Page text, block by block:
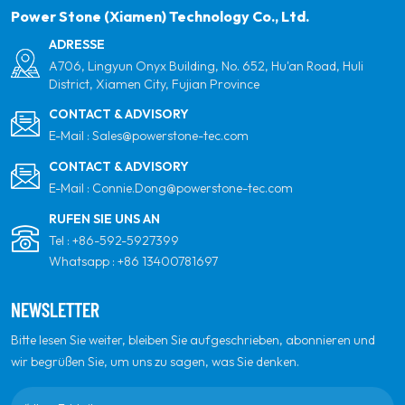
globalen Partner für Qualität, Professionalität und
Power Stone (Xiamen) Technology Co., Ltd.
ADRESSE
A706, Lingyun Onyx Building, No. 652, Hu'an Road, Huli
District, Xiamen City, Fujian Province
CONTACT & ADVISORY
E-Mail : Sales@powerstone-tec.com
CONTACT & ADVISORY
E-Mail : Connie.Dong@powerstone-tec.com
RUFEN SIE UNS AN
Tel : +86-592-5927399
Whatsapp : +86 13400781697
NEWSLETTER
Bitte lesen Sie weiter, bleiben Sie aufgeschrieben, abonnieren und
wir begrüßen Sie, um uns zu sagen, was Sie denken.